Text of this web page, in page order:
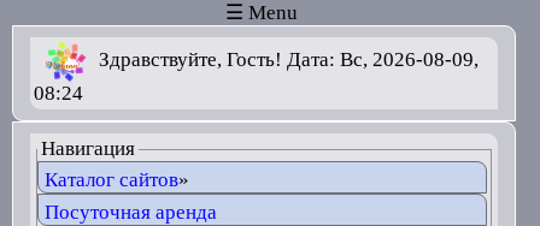
☰ Menu
Здравствуйте, Гость! Дата: Вс, 2026-08-09,
08:24
Навигация
Каталог сайтов»
Посуточная аренда